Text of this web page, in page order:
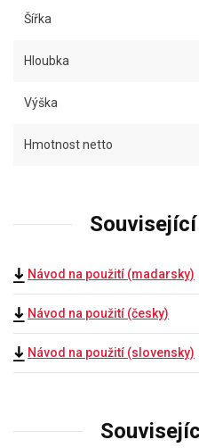
Šířka
Hloubka
Výška
Hmotnost netto
Návod na použití (madarsky)
Návod na použití (česky)
Návod na použití (slovensky)